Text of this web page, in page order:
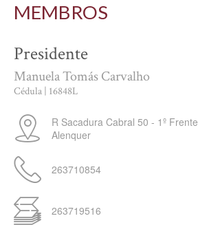
MEMBROS
Presidente
Manuela Tomás Carvalho
Cédula | 16848L
R Sacadura Cabral 50 - 1º Frente
Alenquer
263710854
263719516